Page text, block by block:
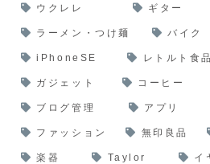
ウクレレ ギター
ラーメン・つけ麺 バイク
iPhoneSE レトルト食品
ガジェット コーヒー
ブログ管理 アプリ
ファッション 無印良品
楽器 Taylor イ